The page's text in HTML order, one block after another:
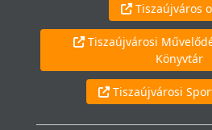
Tiszaújváros
Tiszaújvárosi
Könyvtár
Tiszaújvárosi